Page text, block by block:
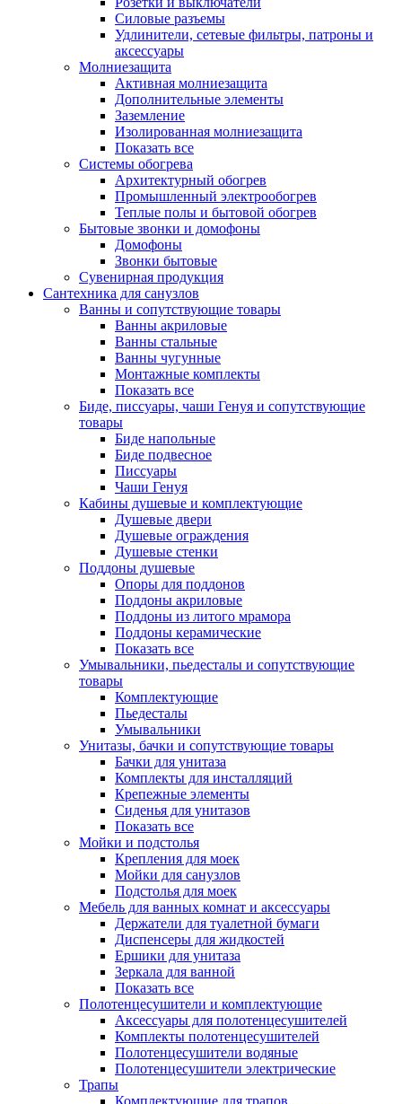
Силовые разъемы
Удлинители, сетевые фильтры, патроны и
аксессуары
Молниезащита
Активная молниезащита
Дополнительные элементы
Заземление
Изолированная молниезащита
Показать все
Системы обогрева
Архитектурный обогрев
Промышленный электрообогрев
Теплые полы и бытовой обогрев
Бытовые звонки и домофоны
Домофоны
Звонки бытовые
Сувенирная продукция
Сантехника для санузлов
Ванны и сопутствующие товары
Ванны акриловые
Ванны стальные
Ванны чугунные
Монтажные комплекты
Показать все
Биде, писсуары, чаши Генуя и сопутствующие
товары
Биде напольные
Биде подвесное
Писсуары
Чаши Генуя
Кабины душевые и комплектующие
Душевые двери
Душевые ограждения
Душевые стенки
Поддоны душевые
Опоры для поддонов
Поддоны акриловые
Поддоны из литого мрамора
Поддоны керамические
Показать все
Умывальники, пьедесталы и сопутствующие
товары
Комплектующие
Пьедесталы
Умывальники
Унитазы, бачки и сопутствующие товары
Бачки для унитаза
Комплекты для инсталляций
Крепежные элементы
Сиденья для унитазов
Показать все
Мойки и подстолья
Крепления для моек
Мойки для санузлов
Подстолья для моек
Мебель для ванных комнат и аксессуары
Держатели для туалетной бумаги
Диспенсеры для жидкостей
Ершики для унитаза
Зеркала для ванной
Показать все
Полотенцесушители и комплектующие
Аксессуары для полотенцесушителей
Комплекты полотенцесушителей
Полотенцесушители водяные
Полотенцесушители электрические
Трапы
Комплектующие для трапов